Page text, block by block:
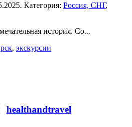
. Категория: Россия, СНГ,
история. Со...
, экскурсии
healthandtravel